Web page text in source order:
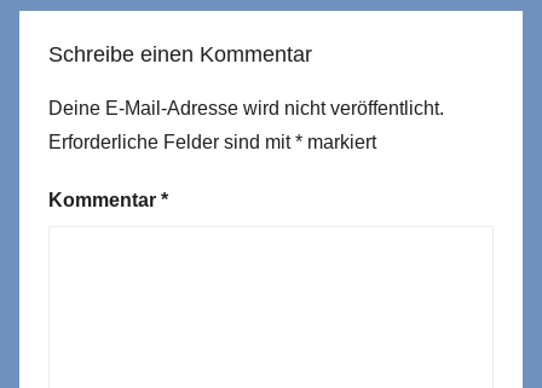
Schreibe einen Kommentar
Deine E-Mail-Adresse wird nicht veröffentlicht.
Erforderliche Felder sind mit* markiert
Kommentar *